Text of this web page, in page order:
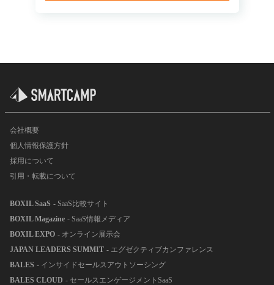
会社概要
個人情報保護方針
採用について
引用・転載について
BOXIL SaaS - SaaS比較サイト
BOXIL Magazine - SaaS情報メディア
BOXIL EXPO - オンライン展示会
JAPAN LEADERS SUMMIT - エグゼクティブカンファレンス
BALES - インサイドセールスアウトソーシング
BALES CLOUD - セールスエンゲージメントSaaS